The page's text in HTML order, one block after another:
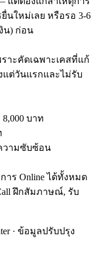
ยื่นใหม่เลย หรือรอ 3-6
น) ก่อน
าะคัดเฉพาะเคสที่แก้
แต่วันแรกและไม่รับ
8,000 บาท
ความซับซ้อน
ร Online ได้ทั้งหมด
ฝึกสัมภาษณ์, รับ
· ข้อมูลปรับปรุง